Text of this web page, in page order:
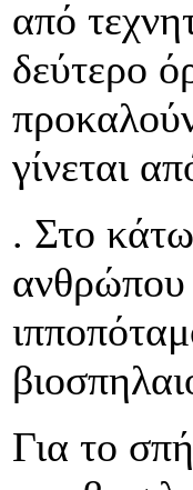
από
δεύτερο
γίνεται
. Στο
ανθρώπου
Για το